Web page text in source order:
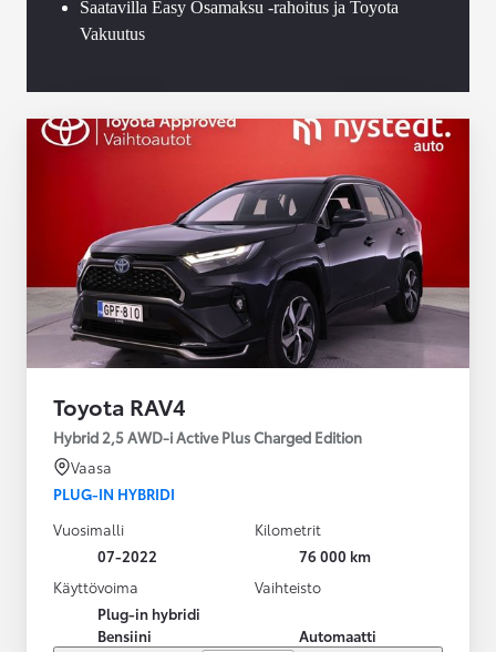
Saatavilla Easy Osamaksu -rahoitus ja Toyota
Vakuutus
Toyota RAV4
Hybrid 2,5 AWD-i Active Plus Charged Edition
Vaasa
PLUG-IN HYBRIDI
Vuosimalli
07-2022
Kilometrit
76 000 km
Käyttövoima
Plug-in hybridi
Bensiini
Vaihteisto
Automaatti